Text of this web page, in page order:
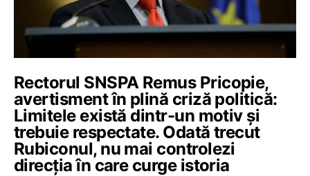
Rectorul SNSPA Remus Pricopie,
avertisment în plină criză politică:
Limitele există dintr-un motiv și
trebuie respectate. Odată trecut
Rubiconul, nu mai controlezi
direcția în care curge istoria